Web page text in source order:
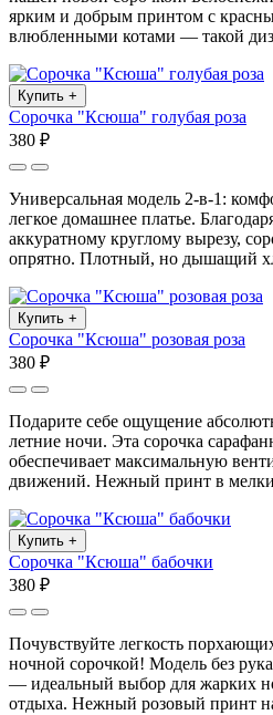
ярким и добрым принтом с
влюбленными котами — такой
Купить +
Сорочка "Ксюша" голубая роза
380 ₽
Универсальная модель 2-в-1:
легкое домашнее платье.
аккуратному круглому вырезу,
опрятно. Плотный, но дышащий
Купить +
Сорочка "Ксюша" розовая роза
380 ₽
Подарите себе ощущение
летние ночи. Эта сорочка
обеспечивает максимальную
движений. Нежный принт в
Купить +
Сорочка "Ксюша" бабочки
380 ₽
Почувствуйте легкость
ночной сорочкой! Модель без
— идеальный выбор для жарких
отдыха. Нежный розовый принт